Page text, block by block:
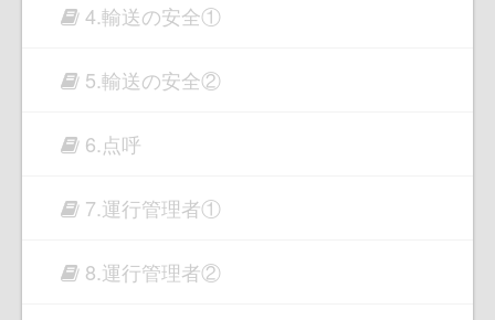
4.輸送の安全①
5.輸送の安全②
6.点呼
7.運行管理者①
8.運行管理者②